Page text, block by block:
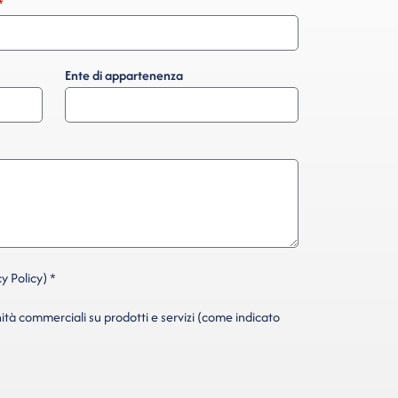
Ente di appartenenza
Policy) *
commerciali su prodotti e servizi (come indicato